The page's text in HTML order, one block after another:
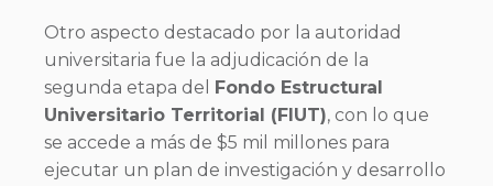
Otro aspecto destacado por la autoridad
universitaria fue la adjudicación de la
segunda etapa del Fondo Estructural
Universitario Territorial (FIUT), con lo que
se accede a más de $5 mil millones para
ejecutar un plan de investigación y desarrollo